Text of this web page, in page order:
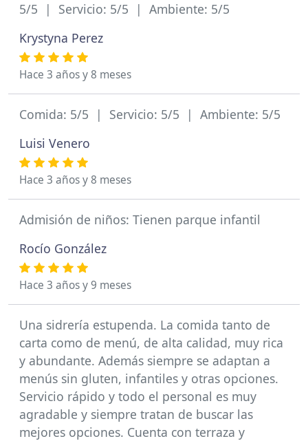
5/5 | Servicio: 5/5 | Ambiente: 5/5
Krystyna Perez
Hace 3 años y 8 meses
Comida: 5/5 | Servicio: 5/5 | Ambiente: 5/5
Luisi Venero
Hace 3 años y 8 meses
Admisión de niños: Tienen parque infantil
Rocío González
Hace 3 años y 9 meses
Una sidrería estupenda. La comida tanto de
carta como de menú, de alta calidad, muy rica
y abundante. Además siempre se adaptan a
menús sin gluten, infantiles y otras opciones.
Servicio rápido y todo el personal es muy
agradable y siempre tratan de buscar las
mejores opciones. Cuenta con terraza y